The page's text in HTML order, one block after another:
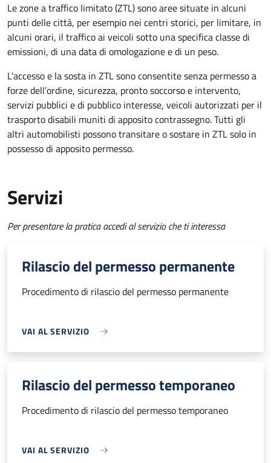
Le zone a traffico limitato (ZTL) sono aree situate in alcuni
punti delle città, per esempio nei centri storici, per limitare, in
alcuni orari, il traffico ai veicoli sotto una specifica classe di
emissioni, di una data di omologazione e di un peso.
L'accesso e la sosta in ZTL sono consentite senza permesso a
forze dell’ordine, sicurezza, pronto soccorso e intervento,
servizi pubblici e di pubblico interesse, veicoli autorizzati per il
trasporto disabili muniti di apposito contrassegno. Tutti gli
altri automobilisti possono transitare o sostare in ZTL solo in
possesso di apposito permesso.
Servizi
Per presentare la pratica accedi al servizio che ti interessa
Rilascio del permesso permanente
Procedimento di rilascio del permesso permanente
VAI AL SERVIZIO
Rilascio del permesso temporaneo
Procedimento di rilascio del permesso temporaneo
VAI AL SERVIZIO